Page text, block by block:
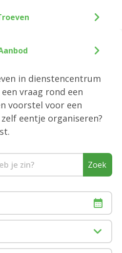
in dienstencentrum
vraag rond een
voorstel voor een
eentje organiseren?
Zoek